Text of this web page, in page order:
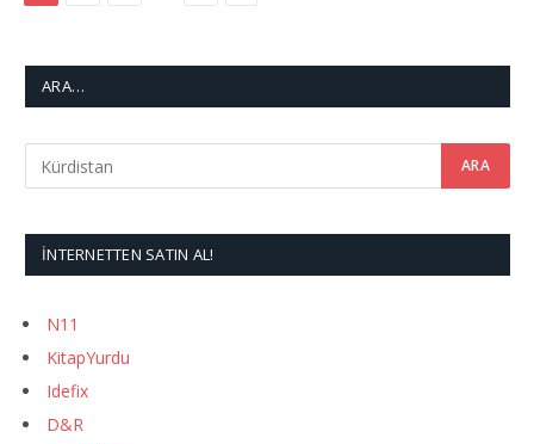
ARA…
İNTERNETTEN SATIN AL!
N11
KitapYurdu
Idefix
D&R